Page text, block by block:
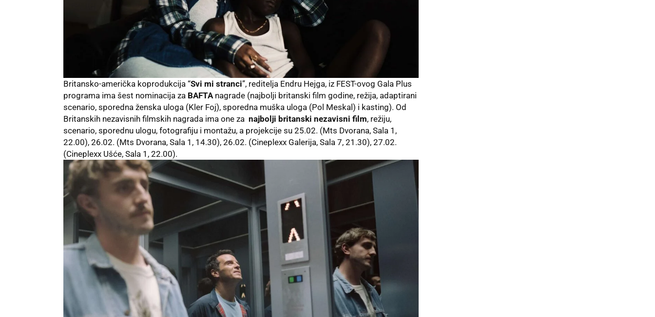
Britansko-američka koprodukcija “Svi mi stranci”, reditelja Endru Hejga, iz FEST-ovog Gala Plus
programa ima šest nominacija za BAFTA nagrade (najbolji britanski film godine, režija, adaptirani
scenario, sporedna ženska uloga (Kler Foj), sporedna muška uloga (Pol Meskal) i kasting). Od
Britanskih nezavisnih filmskih nagrada ima one za najbolji britanski nezavisni film, režiju,
scenario, sporednu ulogu, fotografiju i montažu, a projekcije su 25.02. (Mts Dvorana, Sala 1,
22.00), 26.02. (Mts Dvorana, Sala 1, 14.30), 26.02. (Cineplexx Galerija, Sala 7, 21.30), 27.02.
(Cineplexx Ušće, Sala 1, 22.00).